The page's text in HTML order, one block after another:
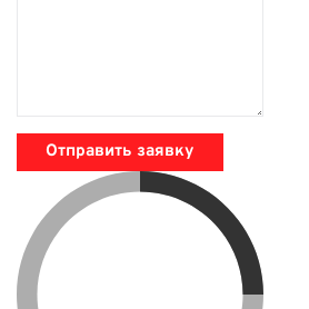
Отправить заявку